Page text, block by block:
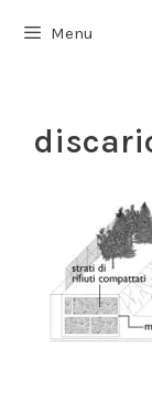
Menu